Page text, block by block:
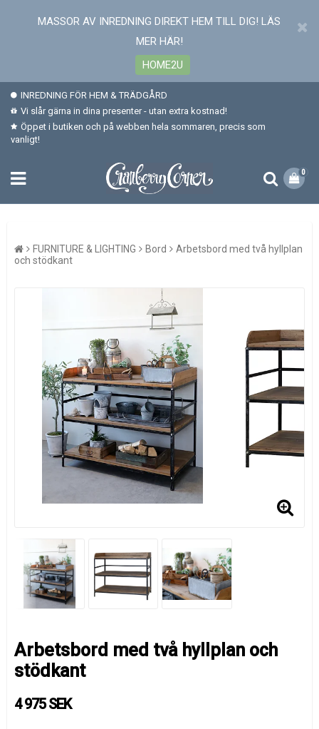
MASSOR AV INREDNING DIREKT HEM TILL DIG! LÄS
MER HÄR!
HOME2U
INREDNING FÖR HEM & TRÄDGÅRD
Vi slår gärna in dina presenter - utan extra kostnad!
Öppet i butiken och på webben hela sommaren, precis som
vanligt!
0
FURNITURE & LIGHTING Bord
Arbetsbord med två hyllplan
och stödkant
Arbetsbord med två hyllplan och
stödkant
4 975 SEK